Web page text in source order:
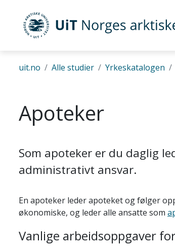
Gå til hovedinnhold
UiT Norges arktiske universitet
uit.no Alle studier Yrkeskatalogen
Apoteker
Som apoteker er du daglig
administrativt ansvar.
En apoteker leder apoteket og følger
økonomiske, og leder alle ansatte som
Vanlige arbeidsoppgaver